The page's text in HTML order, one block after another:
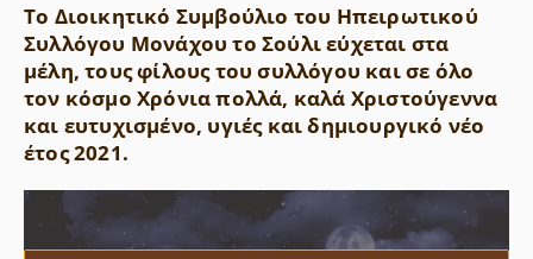
Το Διοικητικό Συμβούλιο του Ηπειρωτικού
Συλλόγου Μονάχου το Σούλι εύχεται στα
μέλη, τους φίλους του συλλόγου και σε όλο
τον κόσμο Χρόνια πολλά, καλά Χριστούγεννα
και ευτυχισμένο, υγιές και δημιουργικό νέο
έτος 2021.